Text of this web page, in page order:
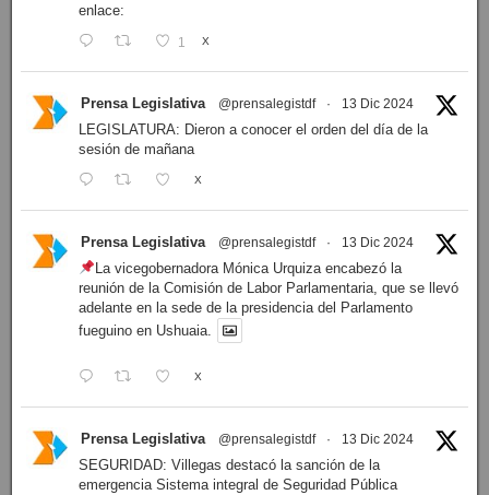
enlace:
1 X
Prensa Legislativa @prensalegistdf · 13 Dic 2024
LEGISLATURA: Dieron a conocer el orden del día de la
sesión de mañana
X
Prensa Legislativa @prensalegistdf · 13 Dic 2024
La vicegobernadora Mónica Urquiza encabezó la
reunión de la Comisión de Labor Parlamentaria, que se llevó
adelante en la sede de la presidencia del Parlamento
fueguino en Ushuaia.
X
Prensa Legislativa @prensalegistdf · 13 Dic 2024
SEGURIDAD: Villegas destacó la sanción de la
emergencia Sistema integral de Seguridad Pública